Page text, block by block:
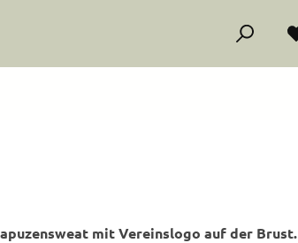
mit Vereinslogo auf der Brust.